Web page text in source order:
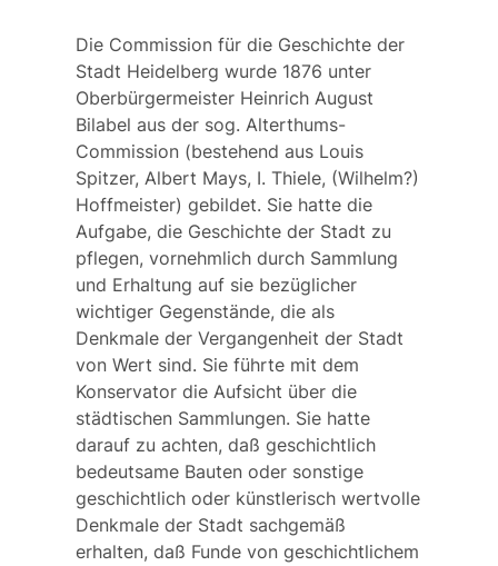
Die Commission für die Geschichte der
Stadt Heidelberg wurde 1876 unter
Oberbürgermeister Heinrich August
Bilabel aus der sog. Alterthums-
Commission(bestehend aus Louis
Spitzer, Albert Mays, I. Thiele, (Wilhelm?)
Hoffmeister) gebildet. Sie hatte die
Aufgabe, die Geschichte der Stadt zu
pflegen, vornehmlich durch Sammlung
und Erhaltung auf sie bezüglicher
wichtiger Gegenstände, die als
Denkmale der Vergangenheit der Stadt
von Wert sind. Sie führte mit dem
Konservator die Aufsicht über die
städtischen Sammlungen. Sie hatte
darauf zu achten, daß geschichtlich
bedeutsame Bauten oder sonstige
geschichtlich oder künstlerisch wertvolle
Denkmale der Stadt sachgemäß
erhalten, daß Funde von geschichtlichem